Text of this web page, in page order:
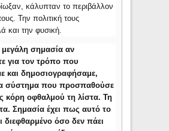
κάλυπταν το περιβάλλον
Την πολιτική τους
και την φυσική.
μεγάλη σημασία αν
για τον τρόπο που
και δημοσιογραφήσαμε,
σύστημα που προσπαθούσε
κόρη οφθαλμού τη λίστα. Τη
Σημασία έχει πως αυτό το
διεφθαρμένο όσο δεν πάει